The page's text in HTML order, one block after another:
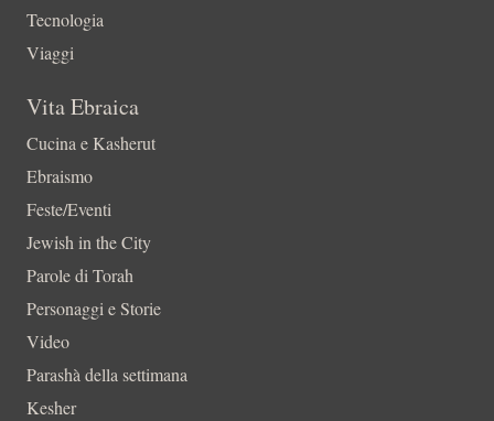
Tecnologia
Viaggi
Vita Ebraica
Cucina e Kasherut
Ebraismo
Feste/Eventi
Jewish in the City
Parole di Torah
Personaggi e Storie
Video
Parashà della settimana
Kesher